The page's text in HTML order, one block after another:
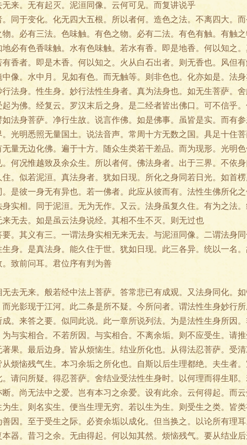
来。无有起灭。泥洹同像。云何可见。而复讲说乎
于变化。化无四大五根。所以者何。造色之法。不离四大。而
。必有三法。色味触。有色之物。必有二法。有色有触。有触
必有色香味触。水有色味触。若水有香。即是地香。何以知之
香者。即是木香。何以知之。火从白石出者。则无香也。风但
像。水中月。见如有色。而无触等。则非色也。化亦如是。法身
法身。性生身。妙行法性生身者。真为法身也。如无生菩萨。舍
为佛。经复云。罗汉末后之身。是二经者皆出佛口。可不信乎
法身菩萨。净行生故。说言作佛。如是佛事。虽皆是实。而有
光明悉照无量国土。说法音声。常周十方无数之国。具足十住
量无边化佛。遍于十方。随众生类若干差品。而为现形。光明
何况惟越致及余众生。所以者何。佛法身者。出于三界。不依
。似若泥洹。真法身者。犹如日现。所化之身同若日光。如首
是彼一身无有异也。若一佛者。此应从彼而有。法性生佛所化
实相。同于泥洹。无为无作。又云。法身虽复久住。有为之法。
无去。如是虽云法身说经。其相不生不灭。则无过也
其义有三。一谓法身实相无来无去。与泥洹同像。二谓法身同
生身。是真法身。能久住于世。犹如日现。此三各异。统以一名
致前问耳。君位序有判为善
无来。般若经中法上菩萨。答常悲已有成观。又法身同化。如
光影现于江河。此二条是所不疑。今所问者。谓法性生身妙行
。来答之要。似同此说。此一章所说列法。为是法性生身所因
与实相合。不若所因。与实相合。不离余垢。则不应受生。请推
果。最后边身。皆从烦恼生。结业所化也。从得法忍菩萨。受清
烦恼残气生。本习余垢之所化也。自斯以后生理都绝。夫生者
请问所疑。得忍菩萨。舍结业受法性生身时。以何理而得生耶
。尚无法中之爱。岂有本习之余爱。设有此余。云何得起。而云
生。则名实生。便当生理无穷。若以生为生。则受生之类。皆类
因。至于受生之际。必资余垢以成化。但当换之。以论所有理
器。昔习之余。无由得起。何以知其然。烦恼残气。要从结业后